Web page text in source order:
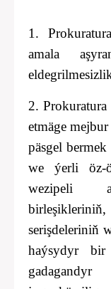
1.
amala
2.
etmäge
päsgel
we ýerli öz-
wezipeli
serişdeleriniň
haýsydyr